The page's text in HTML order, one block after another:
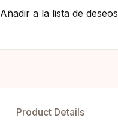
Añadir a la lista de deseos
Product Details